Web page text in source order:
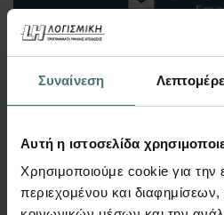
Συναίνεση
Αυτή η ιστοσελίδα
Χρησιμοποιούμε cookie για την
περιεχομένου και
Μπορεί